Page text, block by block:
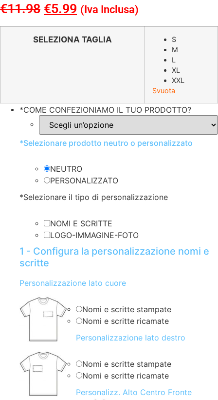
€11.98 Il
prezzo
originale
€5.99 Il
prezzo
attuale
(Iva Inclusa)
SELEZIONA TAGLIA
S
M
L
XL
XXL
Svuota
*COME CONFEZIONIAMO IL TUO PRODOTTO?
*Selezionare prodotto neutro o personalizzato
NEUTRO
PERSONALIZZATO
*Selezionare il tipo di personalizzazione
NOMI E SCRITTE
LOGO-IMMAGINE-FOTO
1 - Configura la personalizzazione nomi e
scritte
Personalizzazione lato cuore
Nomi e scritte stampate
Nomi e scritte ricamate
Personalizzazione lato destro
Nomi e scritte stampate
Nomi e scritte ricamate
Personalizz. Alto Centro Fronte